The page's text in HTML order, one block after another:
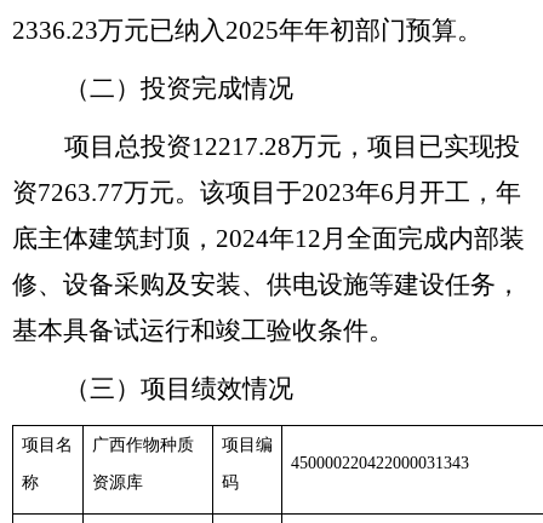
2336.23万元已纳入2025年年初部门预算。
（二） 投资完成情况
项目总投资12217.28万元，项目已实现投
资7263.77万元。该项目于2023年6月 开工， 年
底主体建筑封顶， 2024年12月全面完成内部装
修、设备采购及安装、供电设施等建设任务，
基本具备试运行和竣工验收条件。
（三） 项目绩效情况
项目名
称
广西作物种质
资源库
项目编
码
450000220422000031343